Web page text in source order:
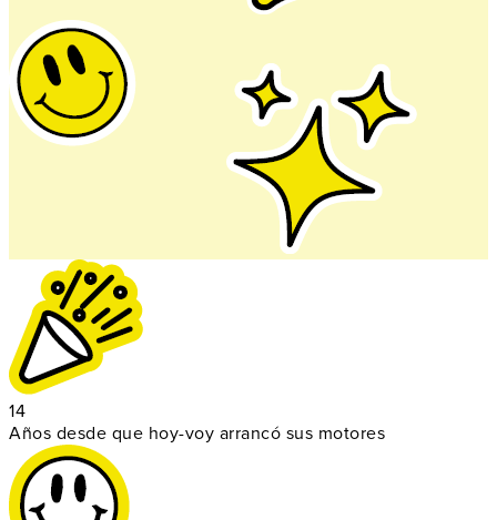
14
Años desde que hoy-voy arrancó sus motores